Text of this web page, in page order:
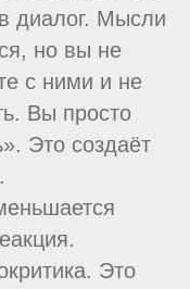
диалог. Мысли
но вы не
с ними и не
Вы просто
Это создаёт
Это